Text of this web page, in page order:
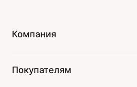
Компания
Покупателям